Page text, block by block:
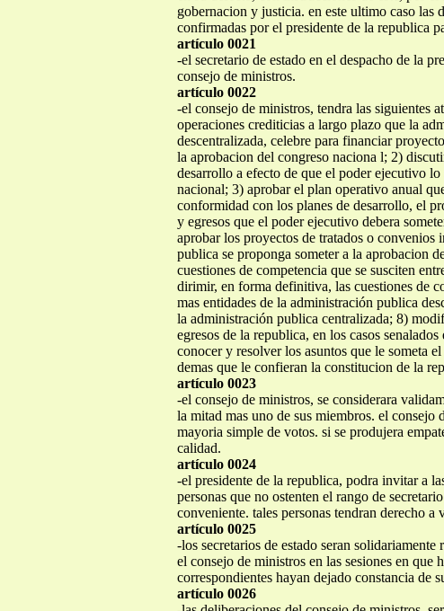
gobernacion y justicia. en este ultimo caso las
confirmadas por el presidente de la republica
artículo 0021
-el secretario de estado en el despacho de la
consejo de ministros.
artículo 0022
-el consejo de ministros, tendra las siguientes
operaciones crediticias a largo plazo que la
descentralizada, celebre para financiar
la aprobacion del congreso naciona l; 2)
desarrollo a efecto de que el poder ejecutivo
nacional; 3) aprobar el plan operativo anual
conformidad con los planes de desarrollo, el
y egresos que el poder ejecutivo debera
aprobar los proyectos de tratados o convenios
publica se proponga someter a la aprobacion
cuestiones de competencia que se susciten
dirimir, en forma definitiva, las cuestiones de
mas entidades de la administración publica
la administración publica centralizada; 8)
egresos de la republica, en los casos
conocer y resolver los asuntos que le someta
demas que le confieran la constitucion de la
artículo 0023
-el consejo de ministros, se considerara
la mitad mas uno de sus miembros. el consejo
mayoria simple de votos. si se produjera
calidad.
artículo 0024
-el presidente de la republica, podra invitar a
personas que no ostenten el rango de
conveniente. tales personas tendran derecho a
artículo 0025
-los secretarios de estado seran solidariamente
el consejo de ministros en las sesiones en que
correspondientes hayan dejado constancia de
artículo 0026